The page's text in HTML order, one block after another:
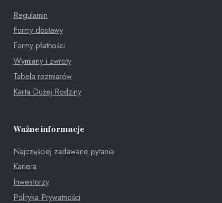
Regulamin
Formy dostawy
Formy płatności
Wymiany i zwroty
Tabela rozmiarów
Karta Dużej Rodziny
Ważne informacje
Najczęściej zadawane pytania
Kariera
Inwestorzy
Polityka Prywatności